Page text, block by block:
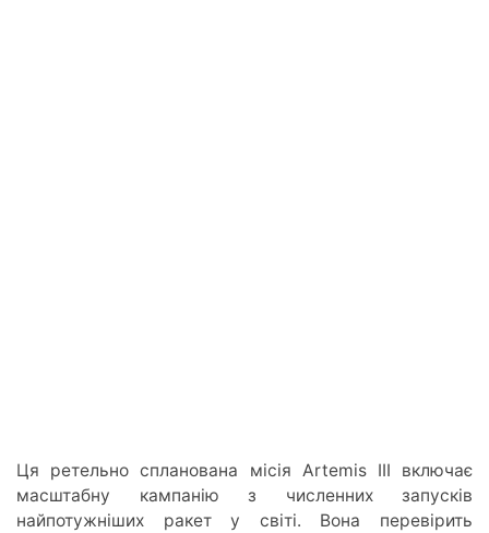
Ця ретельно спланована місія Artemis III включає
масштабну кампанію з численних запусків
найпотужніших ракет у світі. Вона перевірить